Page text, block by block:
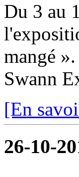
Du 3 au
mangé
Swann
[En
26-10-